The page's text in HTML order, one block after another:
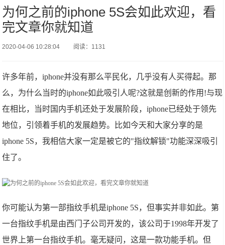
为何之前的iphone 5S会如此欢迎，看
完文章你就知道
2020-04-06 10:28:04 阅读：1131
许多年前，iphone并没有那么平民化，几乎没有人买得起。那
么，为什么当时的iphone如此吸引人呢?这就是创新的作用!与现
在相比，当时国内手机还处于发展阶段，iphone已经处于领先
地位，引领着手机的发展趋势。比如今天和大家分享的是
iphone 5S，我相信大家一定是被它的"指纹解锁"功能深深吸引
住了。
你可能认为第一部指纹手机是iphone 5S，但事实并非如此。第
一台指纹手机是由西门子公司开发的，该公司于1998年开发了
世界上第一台指纹手机。毫无疑问，这是一款功能手机。但